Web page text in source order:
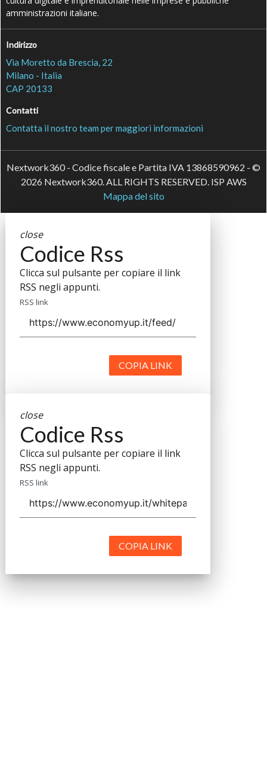
amministrazioni italiane.
Indirizzo
Via Moretto da Brescia, 22
Milano - Italia
CAP 20133
Contatti
Contatta il nostro team per maggiori informazioni
Nextwork360 - Codice fiscale e Partita IVA 13868590962 - ©
2026 Nextwork360. ALL RIGHTS RESERVED. ISP AWS
Mappa del sito
close
Codice Rss
Clicca sul pulsante per copiare il link
RSS negli appunti.
RSS link
COPIA LINK
close
Codice Rss
Clicca sul pulsante per copiare il link
RSS negli appunti.
RSS link
COPIA LINK